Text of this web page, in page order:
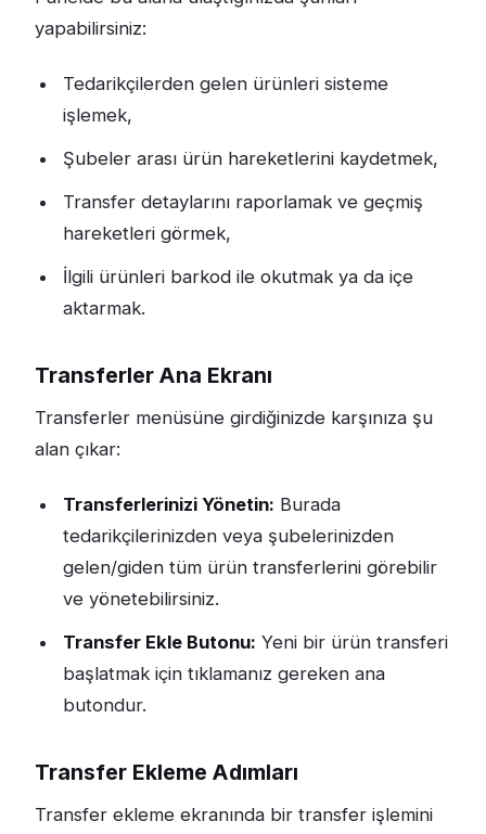
yapabilirsiniz:
Tedarikçilerden gelen ürünleri sisteme
işlemek,
Şubeler arası ürün hareketlerini kaydetmek,
Transfer detaylarını raporlamak ve geçmiş
hareketleri görmek,
İlgili ürünleri barkod ile okutmak ya da içe
aktarmak.
Transferler Ana Ekranı
Transferler menüsüne girdiğinizde karşınıza şu
alan çıkar:
Transferlerinizi Yönetin: Burada
tedarikçilerinizden veya şubelerinizden
gelen/giden tüm ürün transferlerini görebilir
ve yönetebilirsiniz.
Transfer Ekle Butonu: Yeni bir ürün transferi
başlatmak için tıklamanız gereken ana
butondur.
Transfer Ekleme Adımları
Transfer ekleme ekranında bir transfer işlemini